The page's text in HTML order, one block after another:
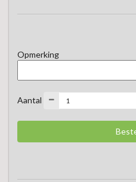
Opmerking
Aantal